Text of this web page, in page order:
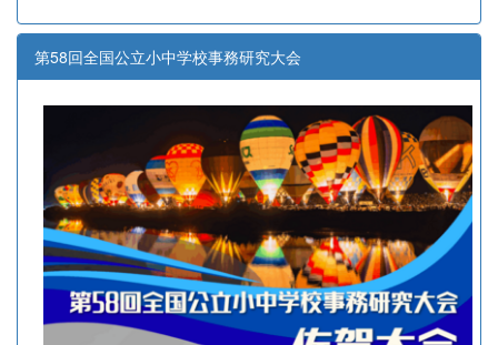
第58回全国公立小中学校事務研究大会